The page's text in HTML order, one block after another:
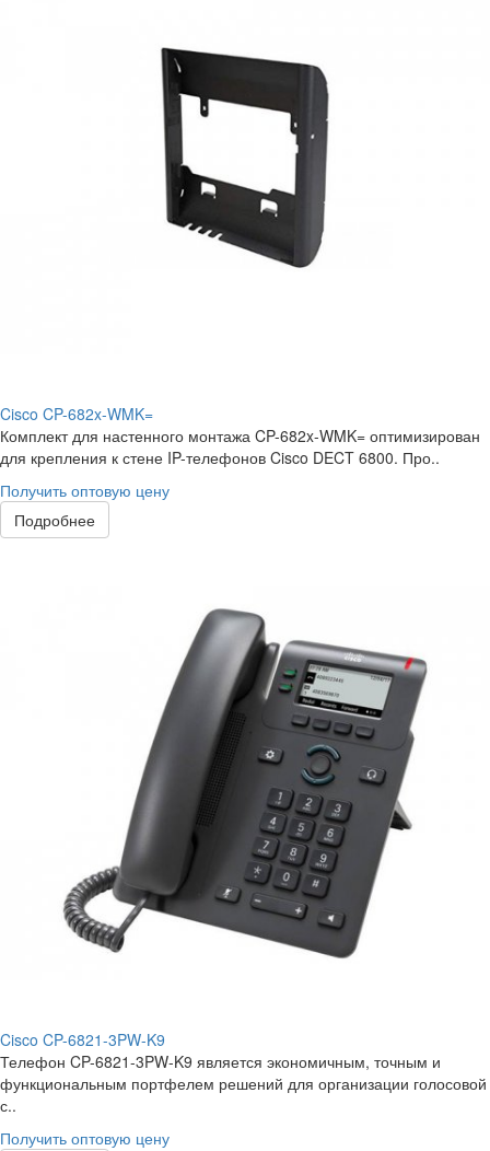
Cisco CP-682x-WMK=
Комплект для настенного монтажа CP-682x-WMK= оптимизирован
для крепления к стене IP-телефонов Cisco DECT 6800. Про..
Получить оптовую цену
Подробнее
Cisco CP-6821-3PW-K9
Телефон CP-6821-3PW-K9 является экономичным, точным и
функциональным портфелем решений для организации голосовой
с..
Получить оптовую цену